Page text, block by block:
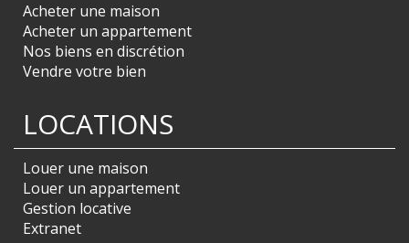
Acheter une maison
Acheter un appartement
Nos biens en discrétion
Vendre votre bien
LOCATIONS
Louer une maison
Louer un appartement
Gestion locative
Extranet